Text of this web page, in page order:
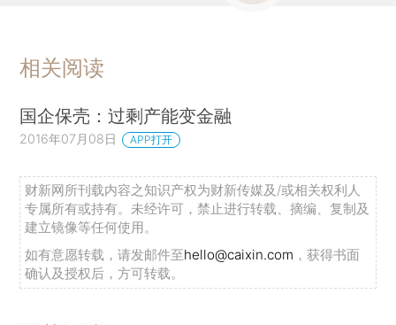
相关阅读
国企保壳：过剩产能变金融
2016年07月08日 APP打开
财新网所刊载内容之知识产权为财新传媒及/或相关权利人
专属所有或持有。未经许可，禁止进行转载、摘编、复制及
建立镜像等任何使用。
如有意愿转载，请发邮件至hello@caixin.com ，获得书面
确认及授权后，方可转载。